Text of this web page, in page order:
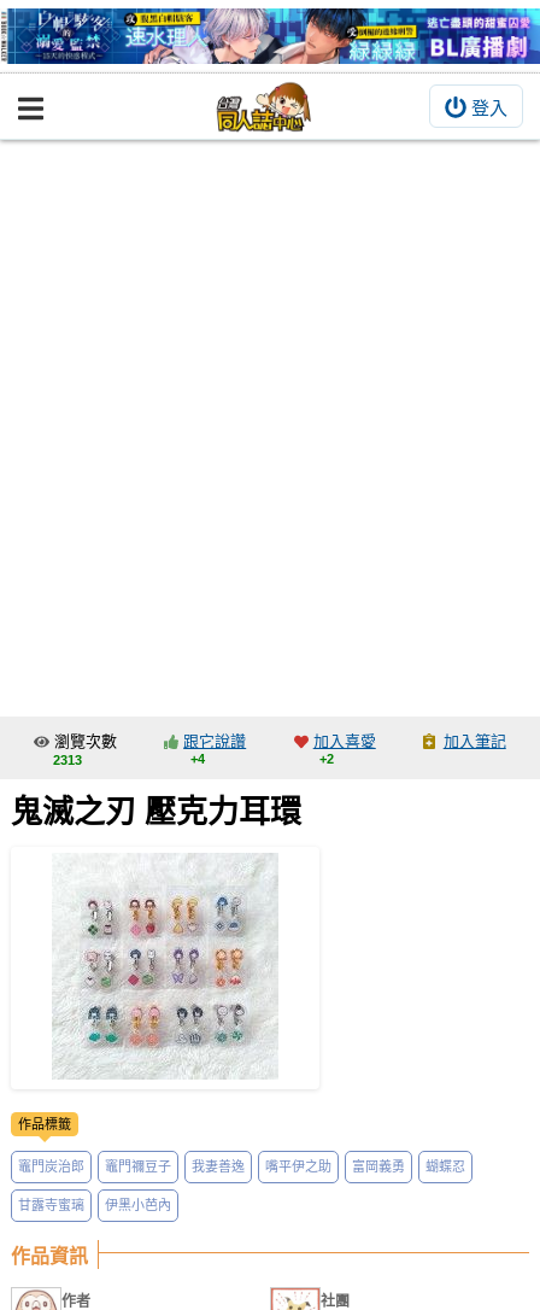
登入
BOOKY書集倉庫
交流中心
攤位轉讓區
會員中心
註冊會員
登入
瀏覽次數
2313
跟它說讚
+4
加入喜愛
+2
加入筆記
鬼滅之刃 壓克力耳環
作品標籤
竈門炭治郎 竈門禰豆子 我妻善逸 嘴平伊之助 富岡義勇 蝴蝶忍
甘露寺蜜璃 伊黑小芭內
作品資訊
作者 社團